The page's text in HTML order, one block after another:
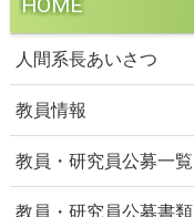
人間系長あいさつ
教員情報
教員・研究員公募一覧
教員・研究員公募書類